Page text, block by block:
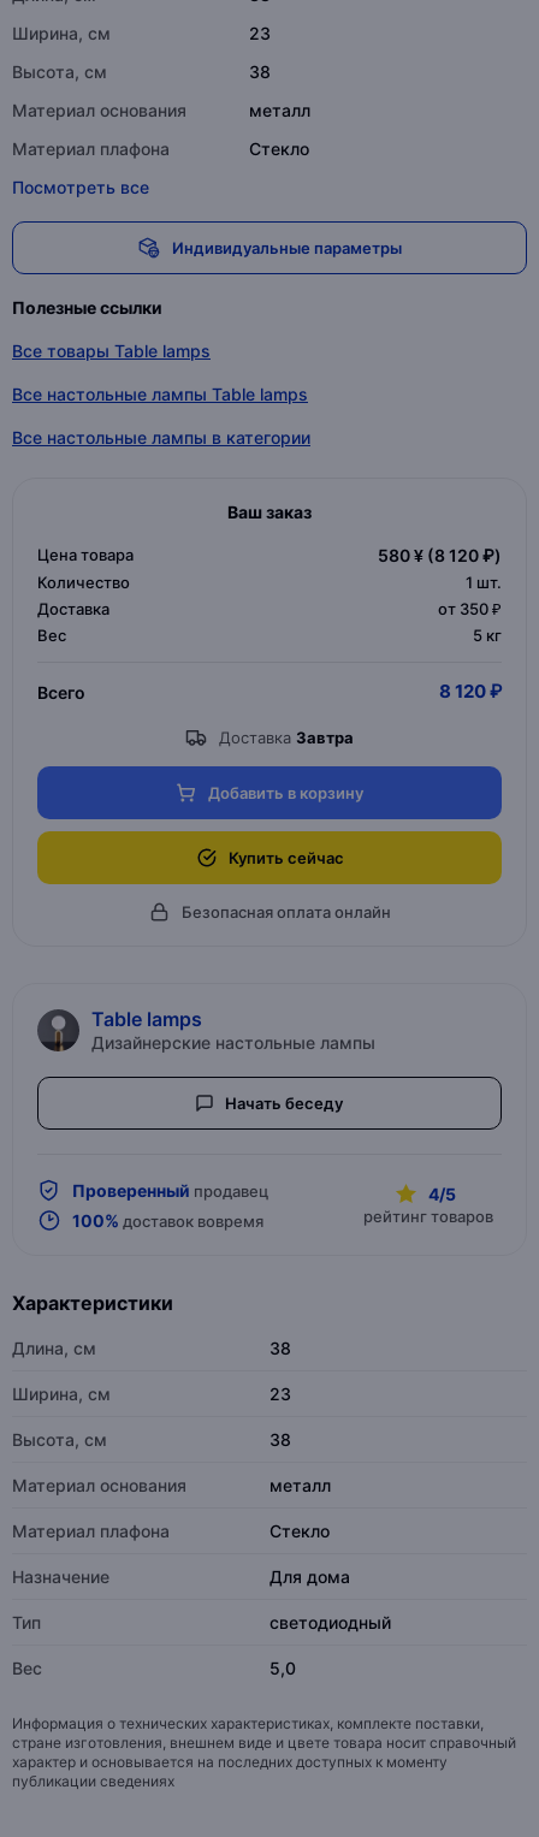
Ширина, см
23
Высота, см
38
Материал основания
металл
Материал плафона
Стекло
Посмотреть все
Индивидуальные параметры
Полезные ссылки
Все товары Table lamps
Все настольные лампы Table lamps
Все настольные лампы в категории
Ваш заказ
Цена товара 580 ¥ (8 120 ₽)
Количество 1 шт.
Доставка
от 350 ₽
Вес
5 кг
Всего 8 120 ₽
Доставка Завтра
Добавить в корзину
Купить сейчас
Безопасная оплата онлайн
Table lamps
Дизайнерские настольные лампы
Начать беседу
Проверенный продавец
100% доставок вовремя
4/5
рейтинг товаров
Характеристики
Длина, см 38
Ширина, см 23
Высота, см 38
Материал основания металл
Материал плафона Стекло
Назначение Для дома
Тип светодиодный
Вес 5,0
Информация о технических характеристиках, комплекте поставки,
стране изготовления, внешнем виде и цвете товара носит справочный
характер и основывается на последних доступных к моменту
публикации сведениях